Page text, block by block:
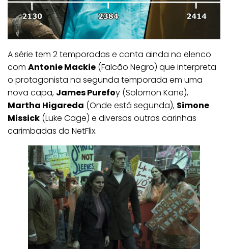
A série tem 2 temporadas e conta ainda no elenco
com Antonie Mackie (Falcão Negro) que interpreta
o protagonista na segunda temporada em uma
nova capa, James Purefoy (Solomon Kane),
Martha Higareda (Onde está segunda), Simone
Missick (Luke Cage) e diversas outras carinhas
carimbadas da NetFlix.